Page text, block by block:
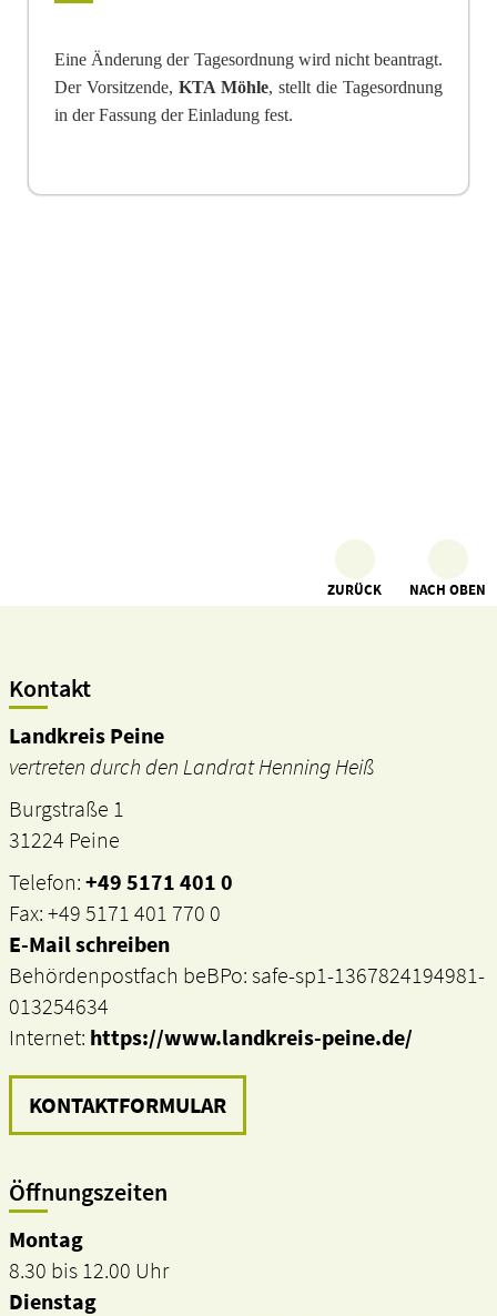
Eine Änderung der Tagesordnung wird nicht beantragt.
Der Vorsitzende, KTA Möhle, stellt die Tagesordnung
in der Fassung der Einladung fest.
ZURÜCK NACH OBEN
Kontakt
Landkreis Peine
vertreten durch den Landrat Henning Heiß
Burgstraße 1
31224 Peine
Telefon:+49 5171 401 0
Fax: +49 5171 401 770 0
E-Mail schreiben
Behördenpostfach beBPo: safe-sp1-1367824194981-
013254634
Internet: https://www.landkreis-peine.de/
KONTAKTFORMULAR
Öffnungszeiten
Montag
8.30 bis 12.00 Uhr
Dienstag